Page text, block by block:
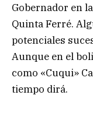
Gobernador en
Quinta Ferré.
potenciales
Aunque en el
como «Cuqui»
tiempo dirá.